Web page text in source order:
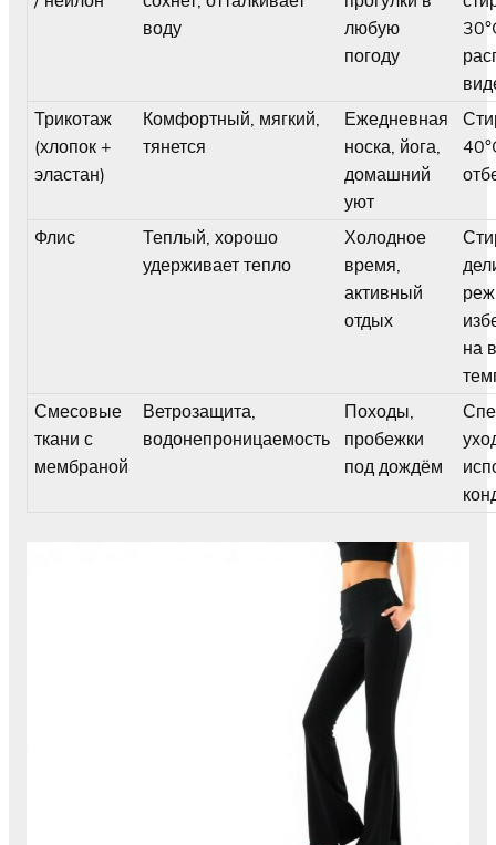
воду
любую
погоду
Трикотаж
(хлопок +
эластан)
Комфортный, мягкий,
тянется
Ежедневная
носка, йога,
домашний
уют
Флис
Теплый, хорошо
удерживает тепло
Холодное
время,
активный
отдых
на
Смесовые
ткани с
мембраной
Ветрозащита,
водонепроницаемость
Походы,
пробежки
под дождём